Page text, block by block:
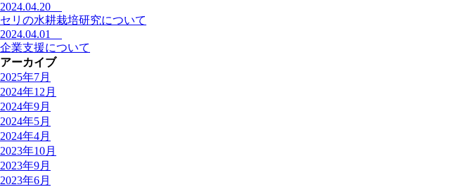
2024.04.20
セリの水耕栽培研究について
2024.04.01
企業支援について
アーカイブ
2025年7月
2024年12月
2024年9月
2024年5月
2024年4月
2023年10月
2023年9月
2023年6月